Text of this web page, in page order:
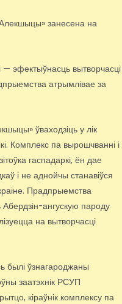
занесена на
— эфектыўнасць вытворчасці
атрымлівае за
ўваходзіць у лік
Комплекс па вырошчванні і
гаспадаркі, ён дае
і не аднойчы станавіўся
Прадпрыемства
ангускую пароду
на вытворчасці
былі ўзнагароджаны
заатэхнік РСУП
кіраўнік комплексу па